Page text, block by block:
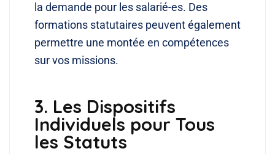
la demande pour les salarié-es. Des
formations statutaires peuvent également
permettre une montée en compétences
sur vos missions.
3. Les Dispositifs
Individuels pour Tous
les Statuts